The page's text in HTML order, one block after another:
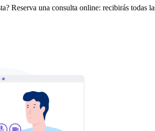
Reserva una consulta online: recibirás todas